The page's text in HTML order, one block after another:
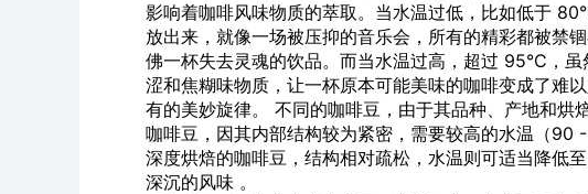
影响着咖啡风味物质的萃取。当水温过低，比如低于
放出来，就像一场被压抑的音乐会，所有的精彩都被禁
佛一杯失去灵魂的饮品。而当水温过高，超过 95°C，
涩和焦糊味物质，让一杯原本可能美味的咖啡变成了难
有的美妙旋律。 不同的咖啡豆，由于其品种、产地和烘
咖啡豆，因其内部结构较为紧密，需要较高的水温（
深度烘焙的咖啡豆，结构相对疏松，水温则可适当降低
深沉的风味 。